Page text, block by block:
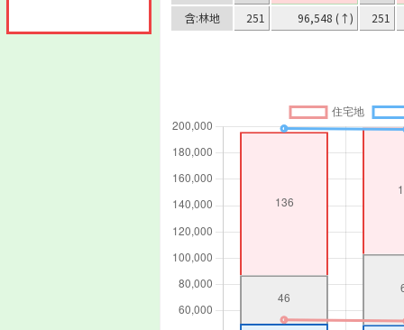
含:林地
251 96,548 (↑) 251